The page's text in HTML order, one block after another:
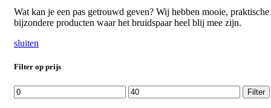
sluiten
Filter op prijs
Min.
prijs
Max.
prijs
Filter
Wat kan je een pas getrouwd geven? Wij hebben mooie, praktische
bijzondere producten waar het bruidspaar heel blij mee zijn.